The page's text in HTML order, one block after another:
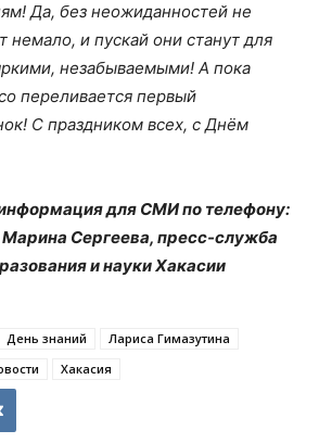
Да, без неожиданностей не
немало, и пускай они станут для
незабываемыми! А пока
переливается первый
С праздником всех, с Днём
для СМИ по телефону:
Сергеева, пресс-служба
и науки Хакасии
День знаний
Лариса Гимазутина
Хакасия